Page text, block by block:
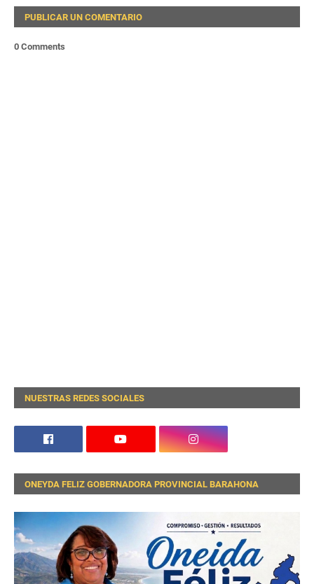
PUBLICAR UN COMENTARIO
0 Comments
NUESTRAS REDES SOCIALES
ONEYDA FELIZ GOBERNADORA PROVINCIAL BARAHONA